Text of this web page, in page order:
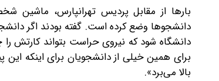
بارها از مقابل پردیس تهرانپارس، ماشین
دانشجوها وضع کرده است. گفته بودند اگر
دانشگاه شود که نیروی حراست بتواند کارتش
برای همین خیلی از دانشجویان برای اینکه این
بالا می‌برد».